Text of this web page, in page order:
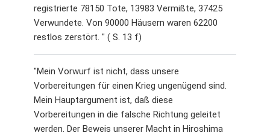
registrierte 78150 Tote, 13983 Vermißte, 37425
Verwundete. Von 90000 Häusern waren 62200
restlos zerstört. " ( S. 13 f)
"Mein Vorwurf ist nicht, dass unsere
Vorbereitungen für einen Krieg ungenügend sind.
Mein Hauptargument ist, daß diese
Vorbereitungen in die falsche Richtung geleitet
werden. Der Beweis unserer Macht in Hiroshima